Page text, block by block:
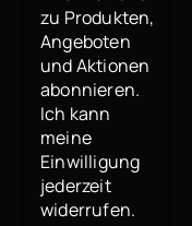
zu Produkten,
Angeboten
und Aktionen
abonnieren.
Ich kann
meine
Einwilligung
jederzeit
widerrufen.